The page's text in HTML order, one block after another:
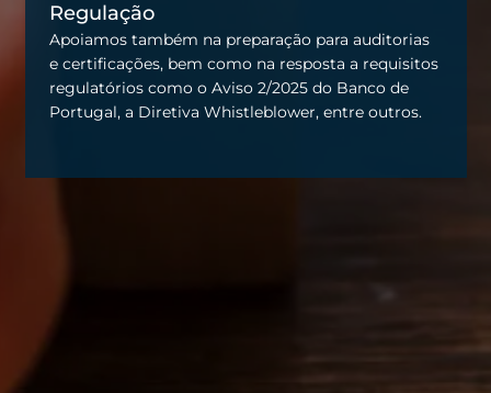
Regulação
Apoiamos também na preparação para auditorias
e certificações, bem como na resposta a requisitos
regulatórios como o Aviso 2/2025 do Banco de
Portugal, a Diretiva Whistleblower, entre outros.